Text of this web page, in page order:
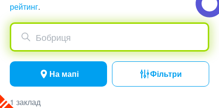
рейтинг.
Бобриця
На мапі Фільтри
1 заклад